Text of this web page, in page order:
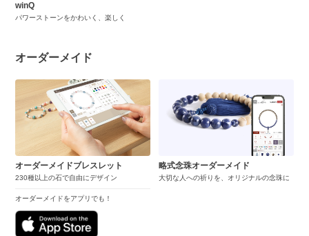
winQ
パワーストーンをかわいく、楽しく
オーダーメイド
オーダーメイドブレスレット
230種以上の石で自由にデザイン
オーダーメイドをアプリでも！
略式念珠オーダーメイド
大切な人への祈りを、オリジナルの念珠に